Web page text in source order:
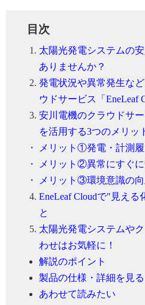
目次
太陽光発電システムの
ありませんか？
発電状況や異常発生な
ウドサービス「EneLeaf
安川電機のクラウドサー
を活用する3つのメリッ
・
メリット①発電・計測
・
メリット②異常にすぐ
・
メリット③環境意識の
EneLeaf Cloudで"見える
と
太陽光発電システムや
わせはお気軽に！
解説のポイント
製品の仕様・詳細を見る
あわせて読みたい